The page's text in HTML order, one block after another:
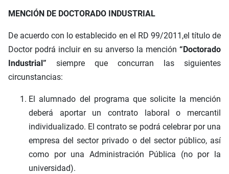
MENCIÓN DE DOCTORADO INDUSTRIAL
De acuerdo con lo establecido en el RD 99/2011,el título de
Doctor podrá incluir en su anverso la mención “Doctorado
Industrial” siempre que concurran las siguientes
circunstancias:
El alumnado del programa que solicite la mención
deberá aportar un contrato laboral o mercantil
individualizado. El contrato se podrá celebrar por una
empresa del sector privado o del sector público, así
como por una Administración Pública (no por la
universidad).